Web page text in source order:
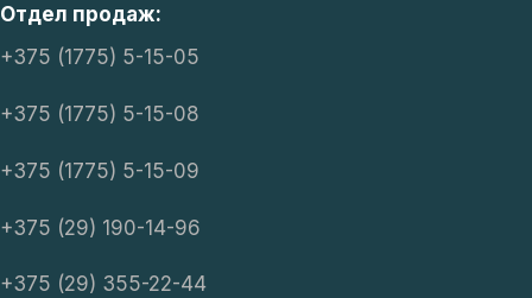
Отдел продаж:
+375 (1775) 5-15-05
+375 (1775) 5-15-08
+375 (1775) 5-15-09
+375 (29) 190-14-96
+375 (29) 355-22-44